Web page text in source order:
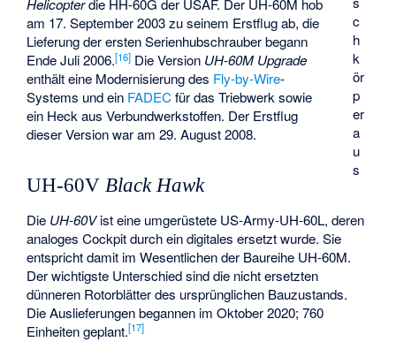
c
h
k
ör
p
er
a
u
s
Helicopterdie HH-60G der USAF. Der UH-60M hob
am 17. September 2003 zu seinem Erstflug ab, die
Lieferung der ersten Serienhubschrauber begann
Ende Juli 2006.[16] Die Version UH-60M Upgrade
enthält eine Modernisierung des Fly-by-Wire-
Systems und ein FADECfür das Triebwerk sowie
ein Heck aus Verbundwerkstoffen. Der Erstflug
dieser Version war am 29. August 2008.
UH-60VBlack Hawk
Die UH-60Vist eine umgerüstete US-Army-UH-60L, deren
analoges Cockpit durch ein digitales ersetzt wurde. Sie
entspricht damit im Wesentlichen der Baureihe UH-60M.
Der wichtigste Unterschied sind die nicht ersetzten
dünneren Rotorblätter des ursprünglichen Bauzustands.
Die Auslieferungen begannen im Oktober 2020; 760
Einheiten geplant.[17]